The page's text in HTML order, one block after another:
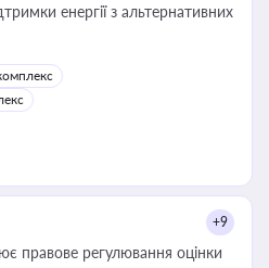
енергії з альтернативних
+9
правове регулювання оцінки